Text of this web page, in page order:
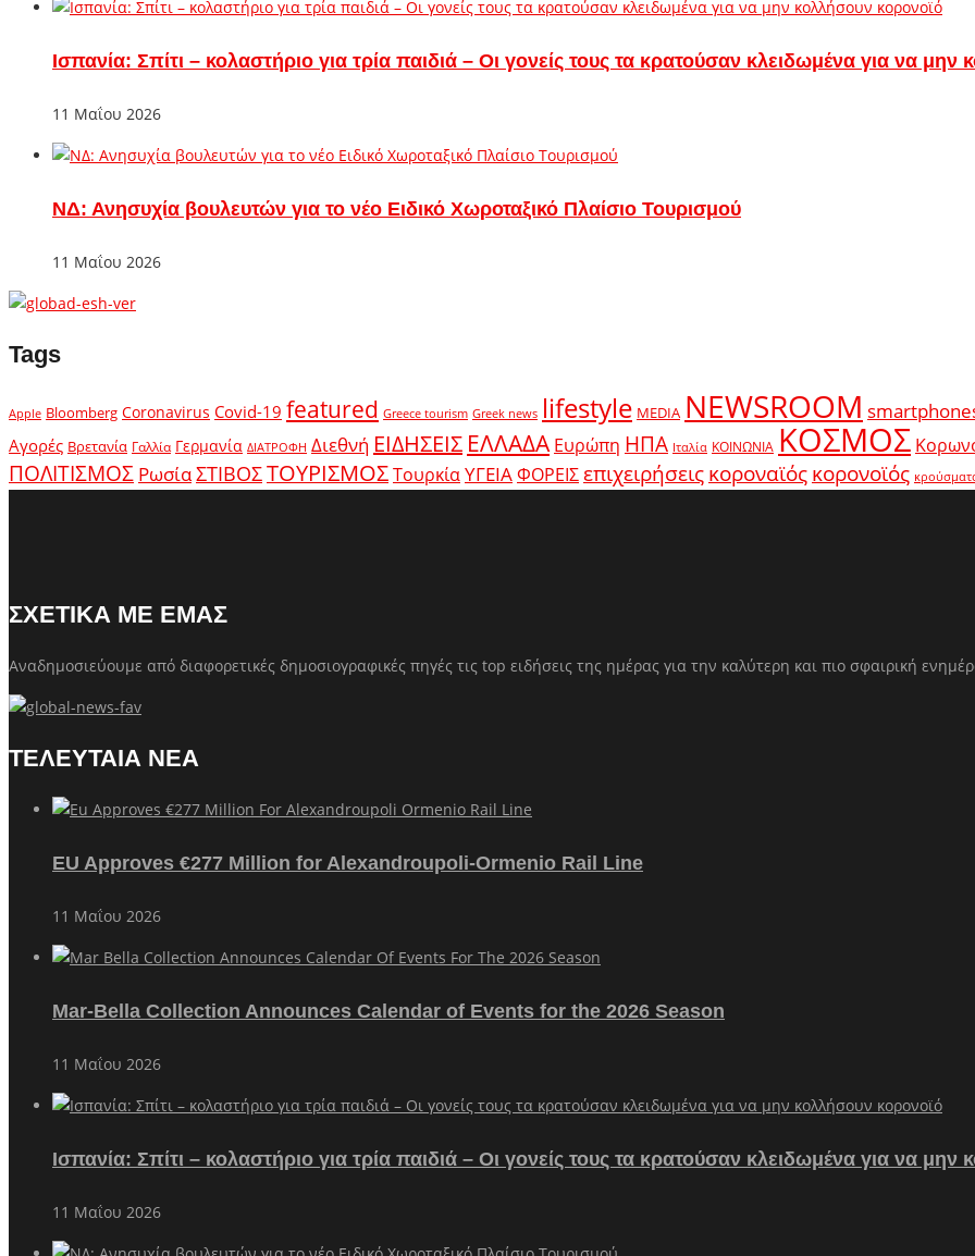
Ισπανία: Σπίτι – κολαστήριο για τρία παιδιά – Οι γονείς τους τα κρατούσαν κλειδωμένα για να μην
11 Μαΐου 2026
ΝΔ: Ανησυχία βουλευτών για το νέο Ειδικό Χωροταξικό Πλαίσιο Τουρισμού
11 Μαΐου 2026
Tags
Apple Bloomberg Coronavirus Covid-19 featured Greece tourism Greek news lifestyle MEDIA NEWSROOM
Αγορές Βρετανία Γαλλία Γερμανία ΔΙΑΤΡΟΦΗ Διεθνή ΕΙΔΗΣΕΙΣ ΕΛΛΑΔΑ Ευρώπη ΗΠΑ Ιταλία ΚΟΙΝΩΝΙΑ ΚΟΣΜΟΣ
ΠΟΛΙΤΙΣΜΟΣ ΡωσίαΣΤΙΒΟΣΤΟΥΡΙΣΜΟΣΤουρκίαΥΓΕΙΑΦΟΡΕΙΣεπιχειρήσειςκοροναϊόςκορονοϊός
ΣΧΕΤΙΚΑ ΜΕ ΕΜΑΣ
Αναδημοσιεύουμε από διαφορετικές δημοσιογραφικές πηγές τις top ειδήσεις της ημέρας για την καλύτερη και πιο σφαιρική
ΤΕΛΕΥΤΑΙΑ ΝΕΑ
EU Approves €277 Million for Alexandroupoli-Ormenio Rail Line
11 Μαΐου 2026
Mar-Bella Collection Announces Calendar of Events for the 2026 Season
11 Μαΐου 2026
Ισπανία: Σπίτι – κολαστήριο για τρία παιδιά – Οι γονείς τους τα κρατούσαν κλειδωμένα για να μην
11 Μαΐου 2026